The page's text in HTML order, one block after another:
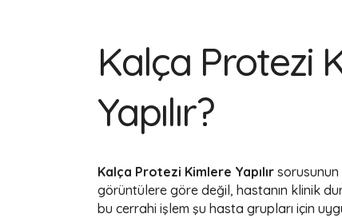
Kalça Protezi
Yapılır?
Kalça Protezi Kimlere Yapılır
görüntülere göre değil, hastanın klinik
bu cerrahi işlem şu hasta grupları için